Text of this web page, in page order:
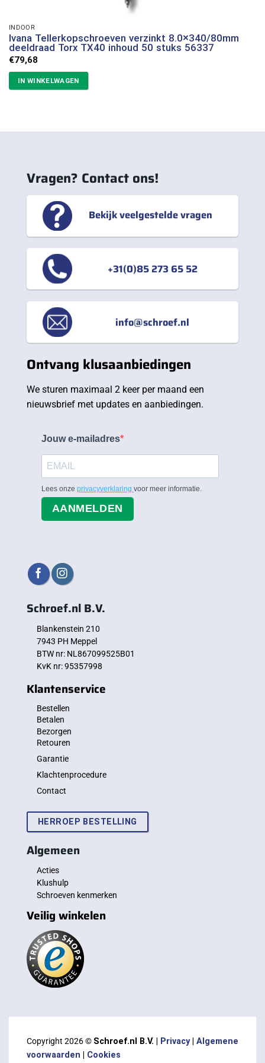
INDOOR
Ivana Tellerkopschroeven verzinkt 8.0×340/80mm
deeldraad Torx TX40 inhoud 50 stuks 56337
€79,68
IN WINKELWAGEN
Vragen? Contact ons!
Bekijk veelgestelde vragen
+31(0)85 273 65 52
info@schroef.nl
Ontvang klusaanbiedingen
We sturen maximaal 2 keer per maand een
nieuwsbrief met updates en aanbiedingen.
Jouw e-mailadres
Lees onze privacyverklaring voor meer informatie.
AANMELDEN
Schroef.nl B.V.
Blankenstein 210
7943 PH Meppel
BTW nr: NL867099525B01
KvK nr: 95357998
Klantenservice
Bestellen
Betalen
Bezorgen
Retouren
Garantie
Klachtenprocedure
Contact
HERROEP BESTELLING
Algemeen
Acties
Klushulp
Schroeven kenmerken
Veilig winkelen
Copyright 2026 © Schroef.nl B.V. | Privacy| Algemene
voorwaarden
Cookies